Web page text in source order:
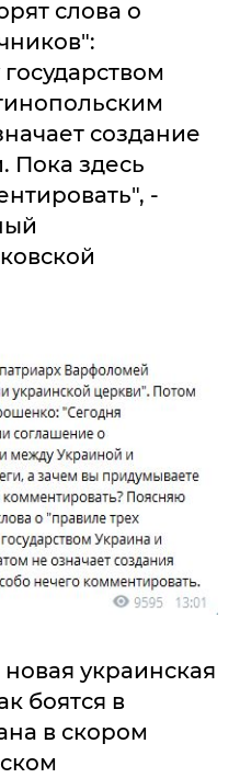
слова о
создание
Пока здесь
-
новая украинская
боятся в
в скором